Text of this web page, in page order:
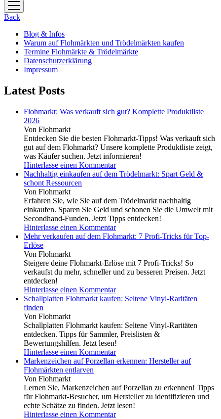
Menü
öffnen
Back
Blog & Infos
Warum auf Flohmärkten und Trödelmärkten kaufen
Termine Flohmärkte & Trödelmärkte
Datenschutzerklärung
Impressum
Latest Posts
Flohmarkt: Was verkauft sich gut? Komplette Produktliste
2026
Von Flohmarkt
Entdecken Sie die besten Flohmarkt-Tipps! Was verkauft sich
gut auf dem Flohmarkt? Unsere komplette Produktliste zeigt,
was Käufer suchen. Jetzt informieren!
Hinterlasse einen Kommentar
Nachhaltig einkaufen auf dem Trödelmarkt: Spart Geld &
schont Ressourcen
Von Flohmarkt
Erfahren Sie, wie Sie auf dem Trödelmarkt nachhaltig
einkaufen. Sparen Sie Geld und schonen Sie die Umwelt mit
Secondhand-Funden. Jetzt Tipps entdecken!
Hinterlasse einen Kommentar
Mehr verkaufen auf dem Flohmarkt: 7 Profi-Tricks für Top-
Erlöse
Von Flohmarkt
Steigere deine Flohmarkt-Erlöse mit 7 Profi-Tricks! So
verkaufst du mehr, schneller und zu besseren Preisen. Jetzt
entdecken!
Hinterlasse einen Kommentar
Schallplatten Flohmarkt kaufen: Seltene Vinyl-Raritäten
finden
Von Flohmarkt
Schallplatten Flohmarkt kaufen: Seltene Vinyl-Raritäten
entdecken. Tipps für Sammler, Preislisten &
Bewertungshilfen. Jetzt lesen!
Hinterlasse einen Kommentar
Markenzeichen auf Porzellan erkennen: Hersteller auf
Flohmärkten entlarven
Von Flohmarkt
Lernen Sie, Markenzeichen auf Porzellan zu erkennen! Tipps
für Flohmarkt-Besucher, um Hersteller zu identifizieren und
echte Schätze zu finden. Jetzt lesen!
Hinterlasse einen Kommentar